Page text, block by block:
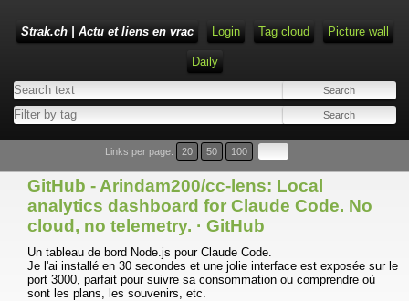
Strak.ch | Actu et liens en vrac Login Tag cloud Picture wall
Daily
Links per page: 20 50 100
GitHub - Arindam200/cc-lens: Local
analytics dashboard for Claude Code. No
cloud, no telemetry. · GitHub
Un tableau de bord Node.js pour Claude Code.
Je l'ai installé en 30 secondes et une jolie interface est exposée sur le
port 3000, parfait pour suivre sa consommation ou comprendre où
sont les plans, les souvenirs, etc.